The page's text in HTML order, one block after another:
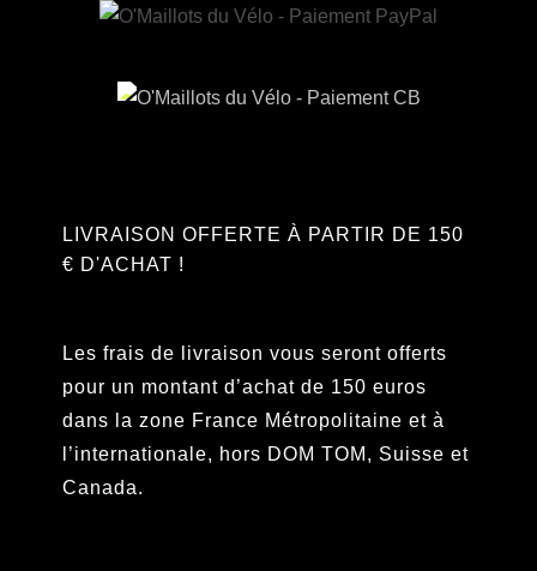
LIVRAISON OFFERTE À PARTIR DE 150
€ D'ACHAT !
Les frais de livraison vous seront offerts
pour un montant d’achat de 150 euros
dans la zone France Métropolitaine et à
l’internationale, hors DOM TOM, Suisse et
Canada.